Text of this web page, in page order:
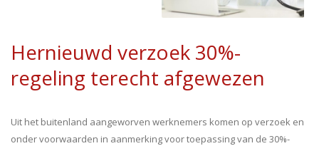
Hernieuwd verzoek 30%-
regeling terecht afgewezen
Uit het buitenland aangeworven werknemers komen op verzoek en
onder voorwaarden in aanmerking voor toepassing van de 30%-